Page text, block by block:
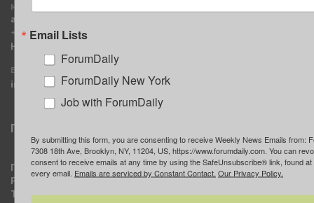
Марина Баранчук
ad@forumdaily.com
+1 347-604-1261
Наши рекламодатели
E-mail редакции:
info@forumdaily.com
ForumDaily
Подписка
Правила использования материалов
Privacy Policy
Terms of Use
Email Lists
ForumDaily
ForumDaily New York
Job with ForumDaily
By submitting this form, you are consenting to receive Weekly News Emails from:
7308 18th Ave, Brooklyn, NY, 11204, US, https://www.forumdaily.com. You can
consent to receive emails at any time by using the SafeUnsubscribe® link, found at
every email. Emails are serviced by Constant Contact. Our Privacy Policy.